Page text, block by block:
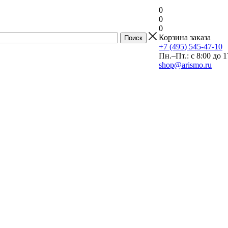
0
0
0
Корзина заказа
+7 (495) 545-47-10
Пн.–Пт.: с 8:00 до
shop@arismo.ru